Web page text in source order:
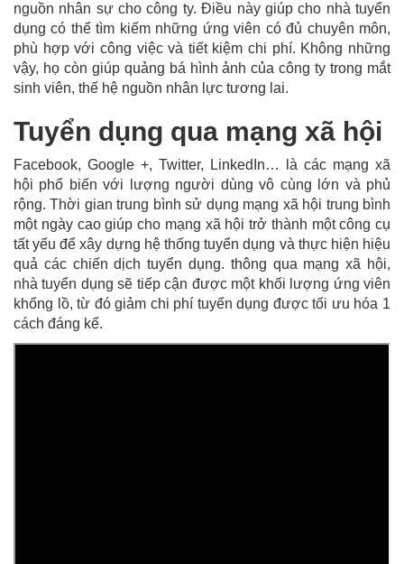
nguồn nhân sự cho công ty. Điều này giúp cho nhà tuyển
dụng có thể tìm kiếm những ứng viên có đủ chuyên môn,
phù hợp với công việc và tiết kiệm chi phí. Không những
vậy, họ còn giúp quảng bá hình ảnh của công ty trong mắt
sinh viên, thế hệ nguồn nhân lực tương lai.
Tuyển dụng qua mạng xã hội
Facebook, Google +, Twitter, LinkedIn… là các mạng xã
hội phổ biến với lượng người dùng vô cùng lớn và phủ
rộng. Thời gian trung bình sử dụng mạng xã hội trung bình
một ngày cao giúp cho mạng xã hội trở thành một công cụ
tất yếu để xây dựng hệ thống tuyển dụng và thực hiện hiệu
quả các chiến dịch tuyển dụng. thông qua mạng xã hội,
nhà tuyển dụng sẽ tiếp cận được một khối lượng ứng viên
khổng lồ, từ đó giảm chi phí tuyển dụng được tối ưu hóa 1
cách đáng kể.